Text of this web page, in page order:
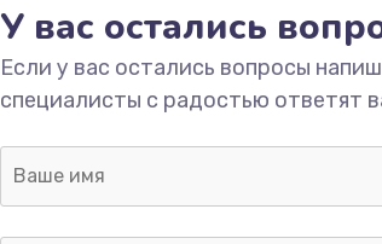
У вас остались
Если у вас остались вопросы
специалисты с радостью ответят